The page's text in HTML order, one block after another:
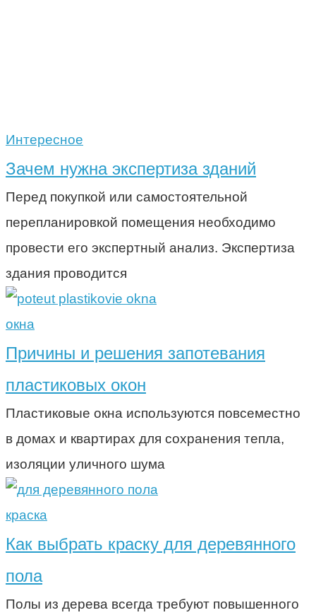
Интересное
Зачем нужна экспертиза зданий
Перед покупкой или самостоятельной
перепланировкой помещения необходимо
провести его экспертный анализ. Экспертиза
здания проводится
окна
Причины и решения запотевания
пластиковых окон
Пластиковые окна используются повсеместно
в домах и квартирах для сохранения тепла,
изоляции уличного шума
краска
Как выбрать краску для деревянного
пола
Полы из дерева всегда требуют повышенного